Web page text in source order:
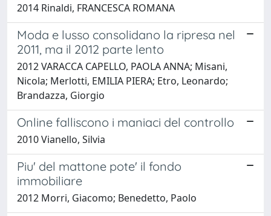
2014 Rinaldi, FRANCESCA ROMANA
Moda e lusso consolidano la ripresa nel
2011, ma il 2012 parte lento
2012 VARACCA CAPELLO, PAOLA ANNA; Misani,
Nicola; Merlotti, EMILIA PIERA; Etro, Leonardo;
Brandazza, Giorgio
Online falliscono i maniaci del controllo
2010 Vianello, Silvia
Piu' del mattone pote' il fondo
immobiliare
2012 Morri, Giacomo; Benedetto, Paolo